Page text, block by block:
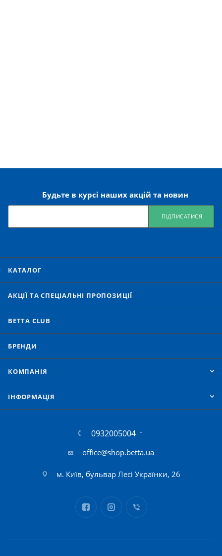
Будьте в курсі наших акцій та новин
ПІДПИСАТИСЯ
КАТАЛОГ
АКЦІЇ ТА СПЕЦІАЛЬНІ ПРОПОЗИЦІЇ
BETTA CLUB
БРЕНДИ
КОМПАНІЯ
IНФОРМАЦІЯ
0932005004
office@shop.betta.ua
м. Київ, бульвар Лесі Українки, 26